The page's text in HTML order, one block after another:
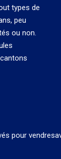
types de
peu
ou non.
pour